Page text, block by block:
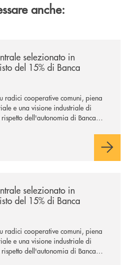
anche:
selezionato in
del 15% di Banca
radici cooperative comuni, piena
e una visione industriale di
dell'autonomia di Banca
la finalizzazione dell’operazione.
selezionato in
del 15% di Banca
radici cooperative comuni, piena
e una visione industriale di
dell'autonomia di Banca